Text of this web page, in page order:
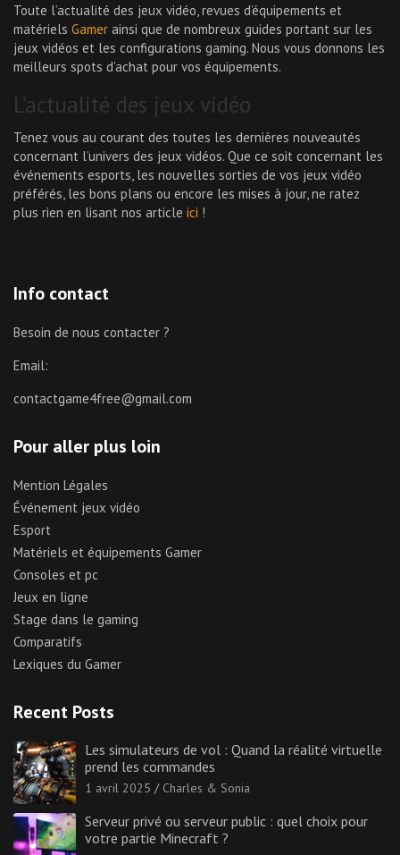
Toute l’actualité des jeux vidéo, revues d’équipements et
matériels Gamer ainsi que de nombreux guides portant sur les
jeux vidéos et les configurations gaming. Nous vous donnons les
meilleurs spots d’achat pour vos équipements.
L’actualité des jeux vidéo
Tenez vous au courant des toutes les dernières nouveautés
concernant l’univers des jeux vidéos. Que ce soit concernant les
événements esports, les nouvelles sorties de vos jeux vidéo
préférés, les bons plans ou encore les mises à jour, ne ratez
plus rien en lisant nos article ici !
Info contact
Besoin de nous contacter ?
Email:
contactgame4free@gmail.com
Pour aller plus loin
Mention Légales
Événement jeux vidéo
Esport
Matériels et équipements Gamer
Consoles et pc
Jeux en ligne
Stage dans le gaming
Comparatifs
Lexiques du Gamer
Recent Posts
Les simulateurs de vol : Quand la réalité virtuelle
prend les commandes
1 avril 2025 Charles & Sonia
Serveur privé ou serveur public : quel choix pour
votre partie Minecraft ?